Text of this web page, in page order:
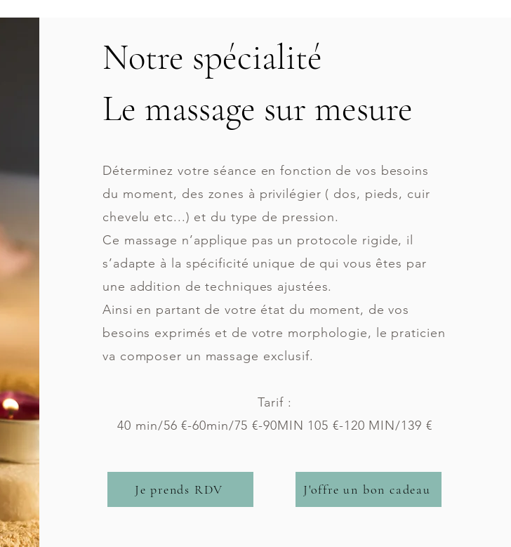
Notre spécialité
Le massage sur mesure
Déterminez votre séance en fonction de vos besoins
du moment, des zones à privilégier ( dos, pieds, cuir
chevelu etc...) et du type de pression.
Ce massage n’applique pas un protocole rigide, il
s’adapte à la spécificité unique de qui vous êtes par
une addition de techniques ajustées.
Ainsi en partant de votre état du moment, de vos
besoins exprimés et de votre morphologie, le praticien
va composer un massage exclusif.
Tarif :
40 min/56 €-60min/75 €-90MIN 105 €-120 MIN/139 €
Je prends RDV J'offre un bon cadeau